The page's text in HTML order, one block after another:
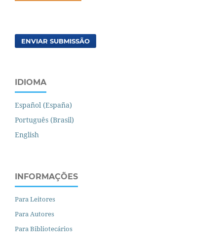
ENVIAR SUBMISSÃO
IDIOMA
Español (España)
Português (Brasil)
English
INFORMAÇÕES
Para Leitores
Para Autores
Para Bibliotecários